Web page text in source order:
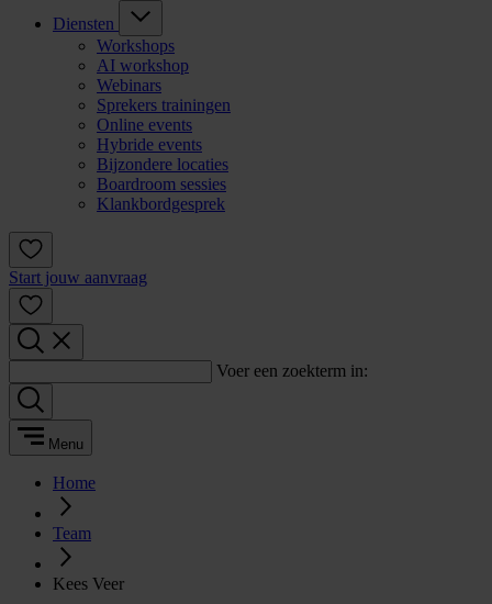
Diensten
Workshops
AI workshop
Webinars
Sprekers trainingen
Online events
Hybride events
Bijzondere locaties
Boardroom sessies
Klankbordgesprek
Start jouw aanvraag
Voer een zoekterm in:
Menu
Home
Team
Kees Veer